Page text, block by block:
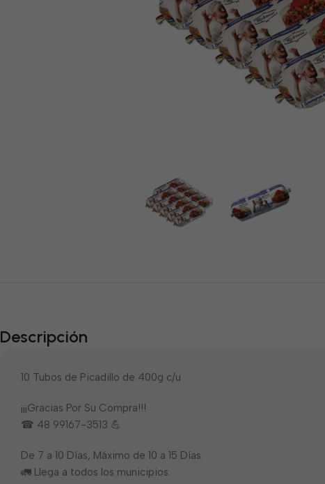
Descripción
10 Tubos de Picadillo de 400g c/u
¡¡¡Gracias Por Su Compra!!!
☎ 48 99167-3513 💪
De 7 a 10 Días, Máximo de 10 a 15 Días.
🚛 Llega a todos los municipios.